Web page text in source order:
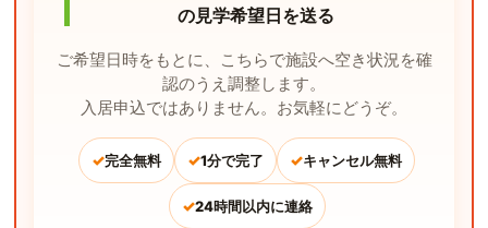
の見学希望日を送る
ご希望日時をもとに、こちらで施設へ空き状況を確
認のうえ調整します。
入居申込ではありません。お気軽にどうぞ。
✓完全無料 ✓1分で完了 ✓キャンセル無料
✓24時間以内に連絡